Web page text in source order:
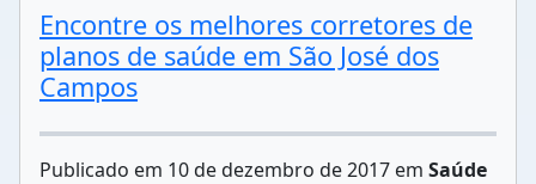
Encontre os melhores corretores de
planos de saúde em São José dos
Campos
Publicado em 10 de dezembro de 2017 em Saúde